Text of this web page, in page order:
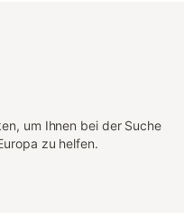
um Ihnen bei der Suche
zu helfen.